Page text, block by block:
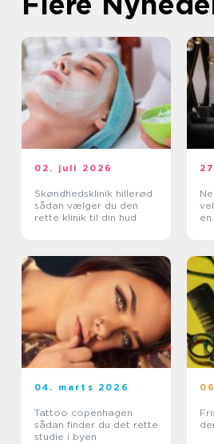
02. juli 2026
Skøndhedsklinik hillerød
sådan vælger du den
rette klinik til din hud
04. marts 2026
Tattoo copenhagen
sådan finder du det rette
studie i byen